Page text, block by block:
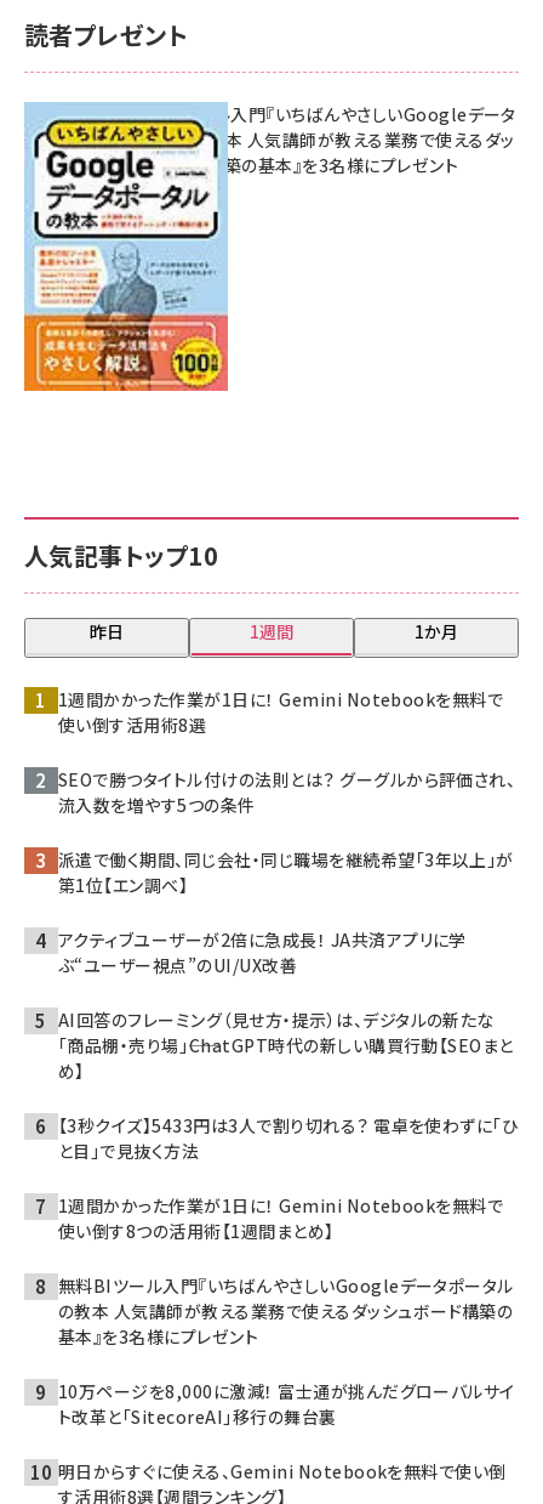
人気記事トップ10
昨日 1週間 1か月
1週間かかった作業が1日に！ Gemini Notebookを無料で
使い倒す活用術8選
SEOで勝つタイトル付けの法則とは？ グーグルから評価され、
流入数を増やす5つの条件
派遣で働く期間、同じ会社・同じ職場を継続希望「3年以上」が
第1位【エン調べ】
アクティブユーザーが2倍に急成長！ JA共済アプリに学
ぶ“ユーザー視点”のUI/UX改善
AI回答のフレーミング（見せ方・提示）は、デジタルの新たな
「商品棚・売り場」――ChatGPT時代の新しい購買行動【SEOまと
め】
【3秒クイズ】5433円は3人で割り切れる？ 電卓を使わずに「ひ
と目」で見抜く方法
1週間かかった作業が1日に！ Gemini Notebookを無料で
使い倒す8つの活用術【1週間まとめ】
無料BIツール入門『いちばんやさしいGoogleデータポータル
の教本 人気講師が教える業務で使えるダッシュボード構築の
基本』を3名様にプレゼント
10万ページを8,000に激減！ 富士通が挑んだグローバルサイ
ト改革と「SitecoreAI」移行の舞台裏
明日からすぐに使える、Gemini Notebookを無料で使い倒
す活用術8選【週間ランキング】
読者プレゼント
無料BIツール入門『いちばんやさしいGoogleデータ
ポータルの教本 人気講師が教える業務で使えるダッ
シュボード構築の基本』を3名様にプレゼント
7月31日 10:00